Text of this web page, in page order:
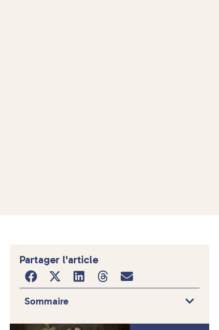
Partager l'article
Sommaire